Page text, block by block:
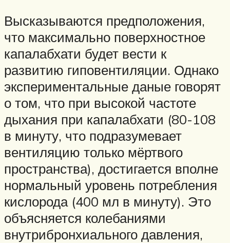
Высказываются предположения,
что максимально поверхностное
капалабхати будет вести к
развитию гиповентиляции. Однако
экспериментальные даные говорят
о том, что при высокой частоте
дыхания при капалабхати (80-108
в минуту, что подразумевает
вентиляцию только мёртвого
пространства), достигается вполне
нормальный уровень потребления
кислорода (400 мл в минуту). Это
объясняется колебаниями
внутрибронхиального давления,